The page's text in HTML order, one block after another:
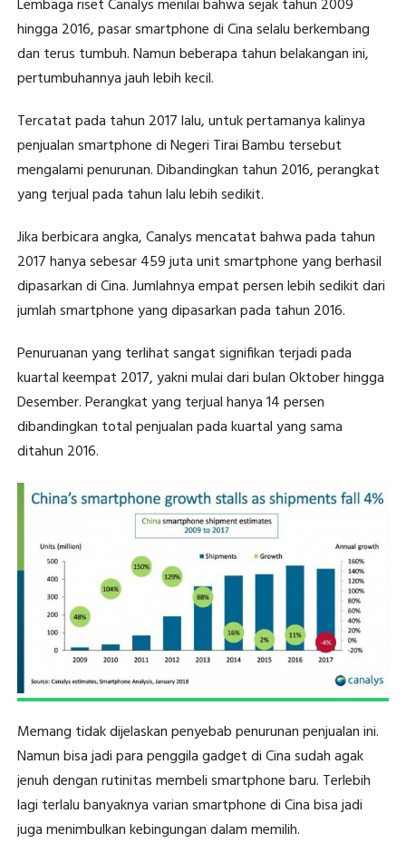
Lembaga riset Canalys menilai bahwa sejak tahun 2009
hingga 2016, pasar smartphone di Cina selalu berkembang
dan terus tumbuh. Namun beberapa tahun belakangan ini,
pertumbuhannya jauh lebih kecil.
Tercatat pada tahun 2017 lalu, untuk pertamanya kalinya
penjualan smartphone di Negeri Tirai Bambu tersebut
mengalami penurunan. Dibandingkan tahun 2016, perangkat
yang terjual pada tahun lalu lebih sedikit.
Jika berbicara angka, Canalys mencatat bahwa pada tahun
2017 hanya sebesar 459 juta unit smartphone yang berhasil
dipasarkan di Cina. Jumlahnya empat persen lebih sedikit dari
jumlah smartphone yang dipasarkan pada tahun 2016.
Penuruanan yang terlihat sangat signifikan terjadi pada
kuartal keempat 2017, yakni mulai dari bulan Oktober hingga
Desember. Perangkat yang terjual hanya 14 persen
dibandingkan total penjualan pada kuartal yang sama
ditahun 2016.
Memang tidak dijelaskan penyebab penurunan penjualan ini.
Namun bisa jadi para penggila gadget di Cina sudah agak
jenuh dengan rutinitas membeli smartphone baru. Terlebih
lagi terlalu banyaknya varian smartphone di Cina bisa jadi
juga menimbulkan kebingungan dalam memilih.